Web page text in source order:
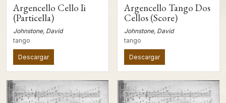
Argencello Cello Ii
(Particella)
Johnstone, David
tango
Descargar
Argencello Tango Dos
Cellos (Score)
Johnstone, David
tango
Descargar